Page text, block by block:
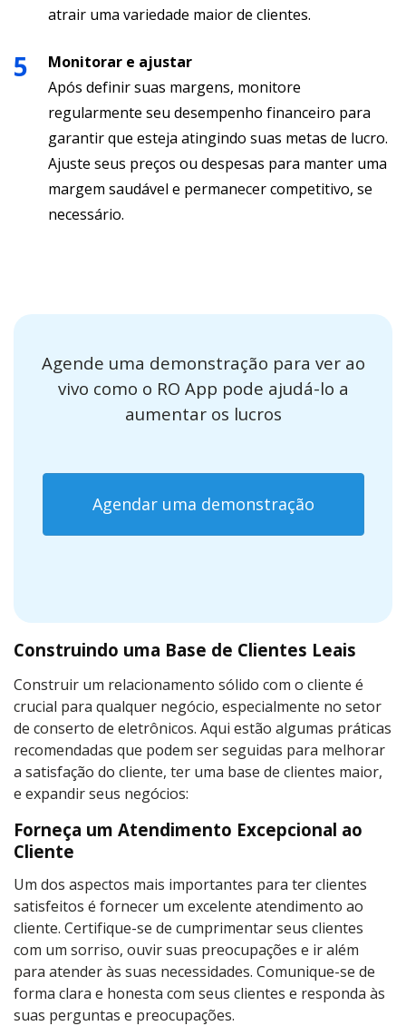
atrair uma variedade maior de clientes.
Monitorar e ajustar
Após definir suas margens, monitore
regularmente seu desempenho financeiro para
garantir que esteja atingindo suas metas de lucro.
Ajuste seus preços ou despesas para manter uma
margem saudável e permanecer competitivo, se
necessário.
Agende uma demonstração para ver ao
vivo como o RO App pode ajudá-lo a
aumentar os lucros
Agendar uma demonstração
Construindo uma Base de Clientes Leais
Construir um relacionamento sólido com o cliente é
crucial para qualquer negócio, especialmente no setor
de conserto de eletrônicos. Aqui estão algumas práticas
recomendadas que podem ser seguidas para melhorar
a satisfação do cliente, ter uma base de clientes maior,
e expandir seus negócios:
Forneça um Atendimento Excepcional ao
Cliente
Um dos aspectos mais importantes para ter clientes
satisfeitos é fornecer um excelente atendimento ao
cliente. Certifique-se de cumprimentar seus clientes
com um sorriso, ouvir suas preocupações e ir além
para atender às suas necessidades. Comunique-se de
forma clara e honesta com seus clientes e responda às
suas perguntas e preocupações.